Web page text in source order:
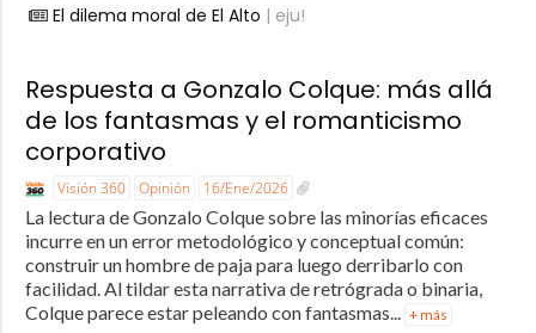
El dilema moral de El Alto | eju!
Respuesta a Gonzalo Colque: más allá
de los fantasmas y el romanticismo
corporativo
Visión 360 Opinión 16/Ene/2026
La lectura de Gonzalo Colque sobre las minorías eficaces
incurre en un error metodológico y conceptual común:
construir un hombre de paja para luego derribarlo con
facilidad. Al tildar esta narrativa de retrógrada o binaria,
Colque parece estar peleando con fantasmas...
+ más